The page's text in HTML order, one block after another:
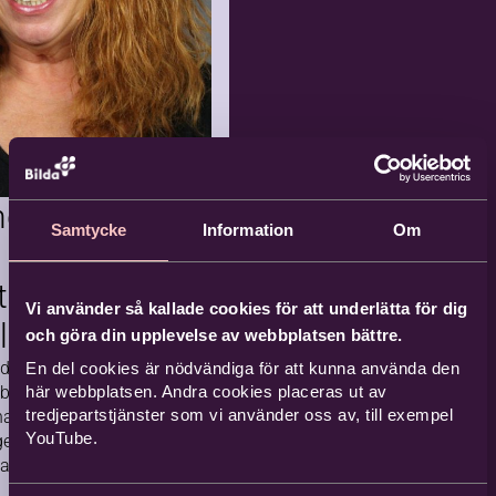
Samtycke Information Om
Vi använder så kallade cookies för att underlätta för dig
och göra din upplevelse av webbplatsen bättre.
En del cookies är nödvändiga för att kunna använda den
här webbplatsen. Andra cookies placeras ut av
tredjepartstjänster som vi använder oss av, till exempel
YouTube.
2026-0
8-10
Komma
nde
5 tillfällen
… 14 15
i
på Karl-dagen
om
Ollward
medalj, femte
för framgångsrikt